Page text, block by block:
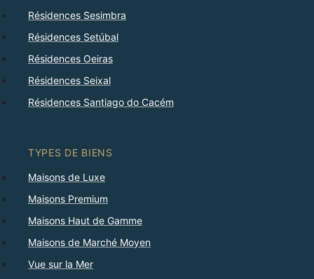
Résidences Sesimbra
Résidences Setúbal
Résidences Oeiras
Résidences Seixal
Résidences Santiago do Cacém
TYPES DE BIENS
Maisons de Luxe
Maisons Premium
Maisons Haut de Gamme
Maisons de Marché Moyen
Vue sur la Mer